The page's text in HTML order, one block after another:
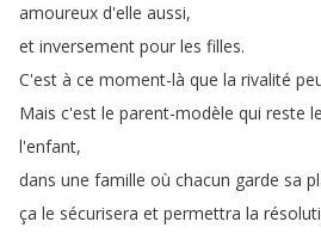
amoureux d'elle aussi,
et inversement pour les filles.
C'est à ce moment-là que la rivalité
Mais c'est le parent-modèle qui reste le
l'enfant,
dans une famille où chacun garde sa
ça le sécurisera et permettra la